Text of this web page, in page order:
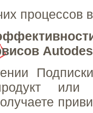
процессов
или